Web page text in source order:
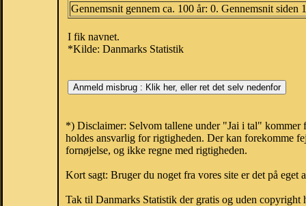
Gennemsnit gennem ca. 100 år: 0. Gennemsnit siden
I fik navnet.
*Kilde: Danmarks Statistik
*) Disclaimer: Selvom tallene under "Jai i tal" kommer
holdes ansvarlig for rigtigheden. Der kan forekomme
fornøjelse, og ikke regne med rigtigheden.
Kort sagt: Bruger du noget fra vores site er det på eget
Tak til Danmarks Statistik der gratis og uden copyright